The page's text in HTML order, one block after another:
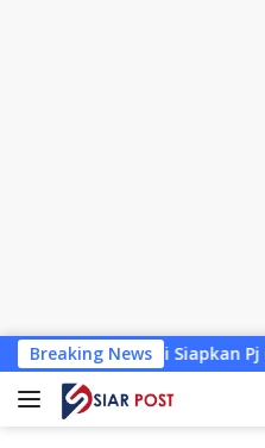
Langsung
ke
konten
Breaking News
Siapkan Pj Kades